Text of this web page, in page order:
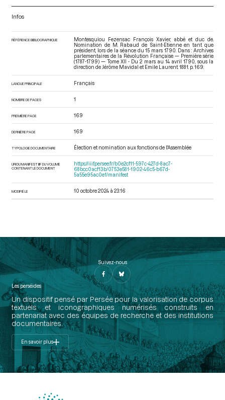
Infos
RÉFÉRENCE BIBLIOGRAPHIQUE
Montesquiou Fezensac François Xavier, abbé et duc de.
Nomination de M. Rabaud de Saint-Etienne en tant que
président, lors de la séance du 15 mars 1790. Dans : Archives
parlementaires de la Révolution Française — Première série
(1787-1799) — Tome XII - Du 2 mars au 14 avril 1790 , sous la
direction de Jérôme Mavidal et Emile Laurent. 1881. p. 169.
LANGUE PRINCIPALE Français
NOMBRE DE PAGES 1
PREMIÈRE PAGE 169
DERNIÈRE PAGE 169
TYPOLOGIE DOCUMENTAIRE Élection et nomination aux fonctions de l'Assemblée
URI DU MANIFEST IIIF DU VOLUME
CONTENANT LE DOCUMENT
https://iiif.persee.fr/b0e2cf11-597c-427d-8ac7-
68bcc0acf13b/0753e581-1902-46c5-b67d-
5a55e95ac0e1/manifest
MODIFIÉ LE 10 octobre 2024 à 23:16
Suivez-nous
Les perséides
Un dispositif pensé par Persée pour la valorisation de corpus
textuels et iconographiques numérisés construits en
partenariat avec des équipes de recherche et des institutions
documentaires.
En savoir plus